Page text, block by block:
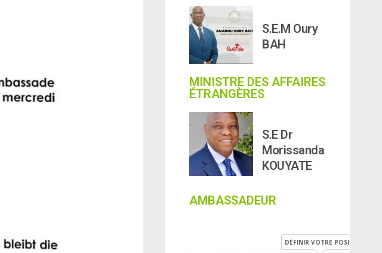
S.E.M Oury
BAH
MINISTRE DES AFFAIRES
ÉTRANGÈRES
S.E Dr
Morissanda
KOUYATE
AMBASSADEUR
DÉFINIR VOTRE POSITION